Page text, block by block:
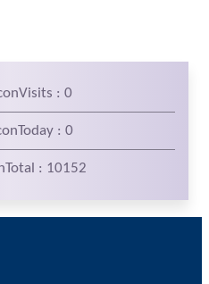
Visits : 0
Today : 0
Total : 10152